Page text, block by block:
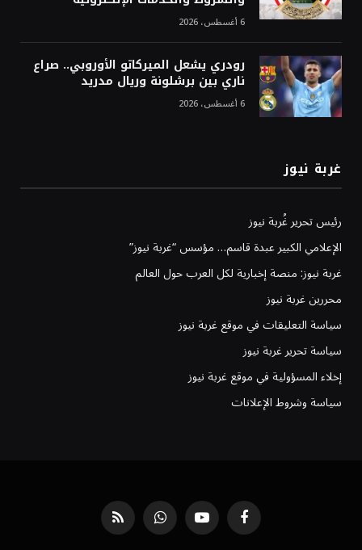
6 أغسطس، 2026
رودري يشعل الميركاتو الأوروبي.. صراع
ناري بين برشلونة وريال مدريد
6 أغسطس، 2026
غربة نيوز
رئيس تحرير غُربة نيوز
الإعلامي الكبير عبدة قاسم… مؤسس “غربة نيوز”
غربة نيوز: منصة إخبارية لكل العرب حول العالم
محررين غربة نيوز
سياسة التعليقات في موقع غربة نيوز
سياسة تحرير غربة نيوز
إخلاء المسؤولية في موقع غربة نيوز
سياسة وشروط الإعلانات
فيسبوك يوتيوب واتساب RSS